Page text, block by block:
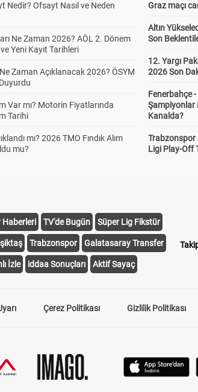
Nedir? Ofsayt Nasıl ve Neden
Ne Zaman 2026? AÖL 2. Dönem
Yeni Kayıt Tarihleri
Zaman Açıklanacak 2026? ÖSYM
Var mı? Motorin Fiyatlarında
Tarihi
mı? 2026 TMO Fındık Alım
mu?
Graz maçı
Altın
Son
12. Yargı
2026 Son
Fenerbahçe
Şampiyonlar
Kanalda?
Trabzonspor
Ligi Play-Off
Haberleri TV'de Bugün Süper Lig Fikstür
Trabzonspor Galatasaray Transfer
İzle iddaa Sonuçları Aktif Sayaç
Çerez Politikası Gizlilik Politikası